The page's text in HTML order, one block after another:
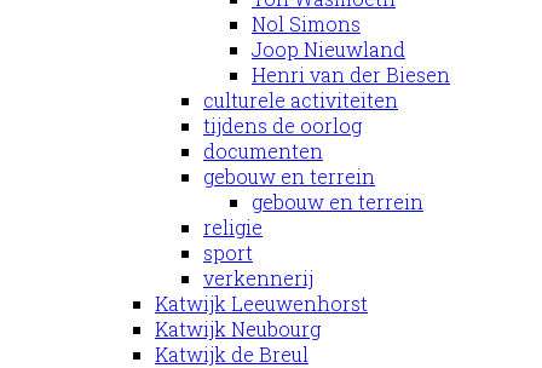
Nol Simons
Joop Nieuwland
Henri van der Biesen
culturele activiteiten
tijdens de oorlog
documenten
gebouw en terrein
gebouw en terrein
religie
sport
verkennerij
Katwijk Leeuwenhorst
Katwijk Neubourg
Katwijk de Breul